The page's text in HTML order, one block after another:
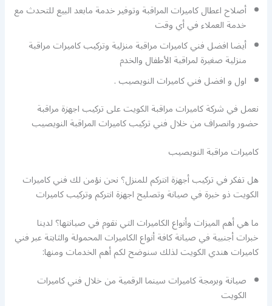
أصلاح اعطال كاميرات المراقبة وتوفير خدمة مابعد البيع للتحدث مع
خدمة العملاء في أي وقت
أيضا افضل فني كاميرات مراقبة منزلية وتركيب كاميرات مراقبة
منزلية صغيرة لمراقبة الأطفال والخدم
اول و افضل فني كاميرات النويصيب .
نعمل في شركة كاميرات مراقبة الكويت على تركيب اجهزة مراقبة
حضور وانصراف من خلال فني تركيب كاميرات المراقبة النويصيب
كاميرات مراقبة النويصيب
هل تفكر في تركيب أجهزة انتركم للمنزل؟ نحن نؤمن لك فني كاميرات
الكويت ذو خبرة في صيانة وتصليح اجهزة انتركم وتركيب كاميرات
ما هي أهم الميزات وأنواع الكاميرات التي نقوم في صيانتها؟ لدينا
خبرات أجنبية في صيانة كافة أنواع الكاميرات المحمولة والثابتة عبر فني
كاميرات هندي الكويت لذلك سنوضح لكم أهم الخدمات ومنها:
صيانة وبرمجة كاميرات سينما الرقمية من خلال فني كاميرات
الكويت